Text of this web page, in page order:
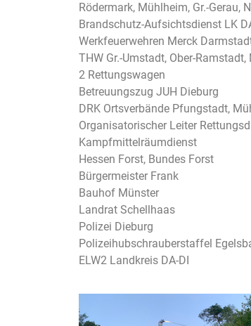
Rödermark, Mühlheim, Gr.-Gerau,
Brandschutz-Aufsichtsdienst LK
Werkfeuerwehren Merck
THW Gr.-Umstadt, Ober-
2 Rettungswagen
Betreuungszug JUH Dieburg
DRK Ortsverbände Pfungstadt,
Organisatorischer Leiter
Kampfmittelräumdienst
Hessen Forst, Bundes Forst
Bürgermeister Frank
Bauhof Münster
Landrat Schellhaas
Polizei Dieburg
Polizeihubschrauberstaffel
ELW2 Landkreis DA-DI